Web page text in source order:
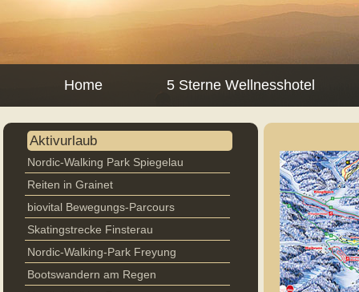
Home 5 Sterne Wellnesshotel
Aktivurlaub
Nordic-Walking Park Spiegelau
Reiten in Grainet
biovital Bewegungs-Parcours
Skatingstrecke Finsterau
Nordic-Walking-Park Freyung
Bootswandern am Regen